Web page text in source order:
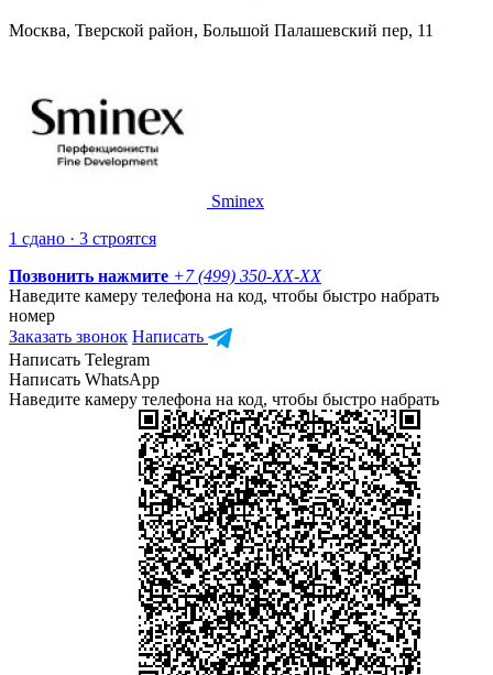
Москва, Тверской район, Большой Палашевский пер, 11
Sminex
1 сдано · 3 строятся
Позвонить нажмите +7 (499) 350-XX-XX
Наведите камеру телефона на код, чтобы быстро набрать
номер
Заказать звонок Написать
Написать Telegram
Написать WhatsApp
Наведите камеру телефона на код, чтобы быстро набрать